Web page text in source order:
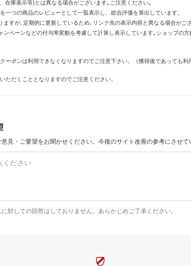
在庫表示等)とは異なる場合がございます｡ご注意ください｡
つの商品のレビューとして一覧表示し、総合評価を算出しています。
すが､定期的に更新しているため､リンク先の表示内容と異なる場合がご
ペーンなどの付与率変動を考慮して計算し表示しています｡ショップの
ーポンは利用できなくなりますのでご注意下さい。（獲得後であっても
ただくこととなりますのでご注意ください。
見・ご要望をお聞かせください。今後のサイト改善の参考にさせて
対しての回答はしておりません。あらかじめご了承ください。